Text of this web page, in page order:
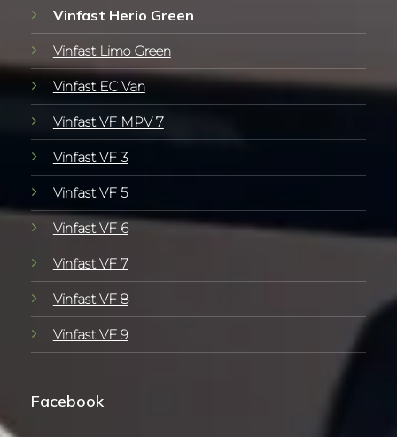
Vinfast Herio Green
Vinfast Limo Green
Vinfast EC Van
Vinfast VF MPV 7
Vinfast VF 3
Vinfast VF 5
Vinfast VF 6
Vinfast VF 7
Vinfast VF 8
Vinfast VF 9
Facebook